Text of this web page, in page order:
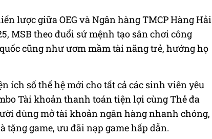
lược giữa OEG và Ngân hàng TMCP Hàng Hải
MSB theo đuổi sứ mệnh tạo sân chơi công
cũng như ươm mầm tài năng trẻ, hướng họ
ích số thế hệ mới cho tất cả các sinh viên yêu
Tài khoản thanh toán tiện lợi cùng Thẻ đa
dùng mở tài khoản ngân hàng nhanh chóng,
game, ưu đãi nạp game hấp dẫn.